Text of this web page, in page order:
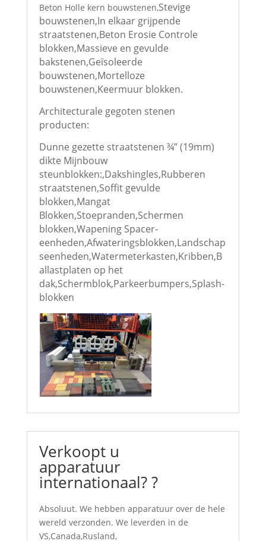
Beton Holle kern bouwstenen,Stevige
bouwstenen,In elkaar grijpende
straatstenen,Beton Erosie Controle
blokken,Massieve en gevulde
bakstenen,Geïsoleerde
bouwstenen,Mortelloze
bouwstenen,Keermuur blokken.
Architecturale gegoten stenen
producten:
Dunne gezette straatstenen ¾” (19mm)
dikte Mijnbouw
steunblokken:,Dakshingles,Rubberen
straatstenen,Soffit gevulde
blokken,Mangat
Blokken,Stoepranden,Schermen
blokken,Wapening Spacer-
eenheden,Afwateringsblokken,Landschap
seenheden,Watermeterkasten,Kribben,B
allastplaten op het
dak,Schermblok,Parkeerbumpers,Splash-
blokken
Verkoopt u
apparatuur
internationaal? ?
Absoluut. We hebben apparatuur over de hele
wereld verzonden. We leverden in de
VS,Canada,Rusland,